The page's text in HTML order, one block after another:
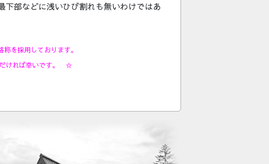
下部などに浅いひび割れも無いわけではあ
を採用しております。
ければ幸いです。 ☆